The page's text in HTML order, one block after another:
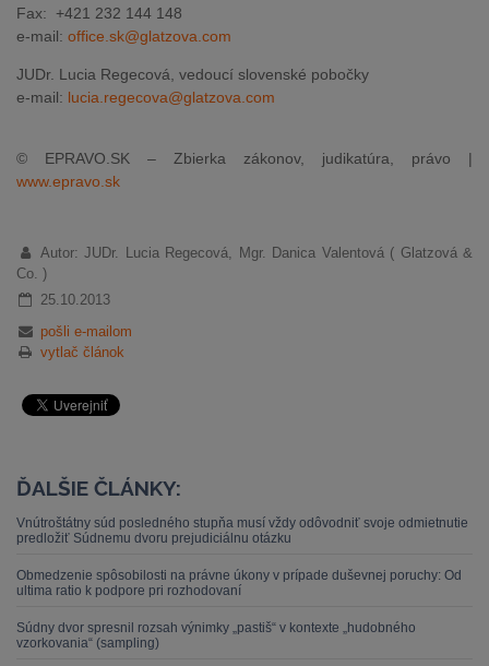
Fax: +421 232 144 148
e-mail: office.sk@glatzova.com
JUDr. Lucia Regecová, vedoucí slovenské pobočky
e-mail: lucia.regecova@glatzova.com
© EPRAVO.SK – Zbierka zákonov, judikatúra, právo |
www.epravo.sk
Autor: JUDr. Lucia Regecová, Mgr. Danica Valentová ( Glatzová &
Co. )
25.10.2013
pošli e-mailom
vytlač článok
ĎALŠIE ČLÁNKY:
Vnútroštátny súd posledného stupňa musí vždy odôvodniť svoje odmietnutie
predložiť Súdnemu dvoru prejudiciálnu otázku
Obmedzenie spôsobilosti na právne úkony v prípade duševnej poruchy: Od
ultima ratio k podpore pri rozhodovaní
Súdny dvor spresnil rozsah výnimky „pastiš“ v kontexte „hudobného
vzorkovania“ (sampling)